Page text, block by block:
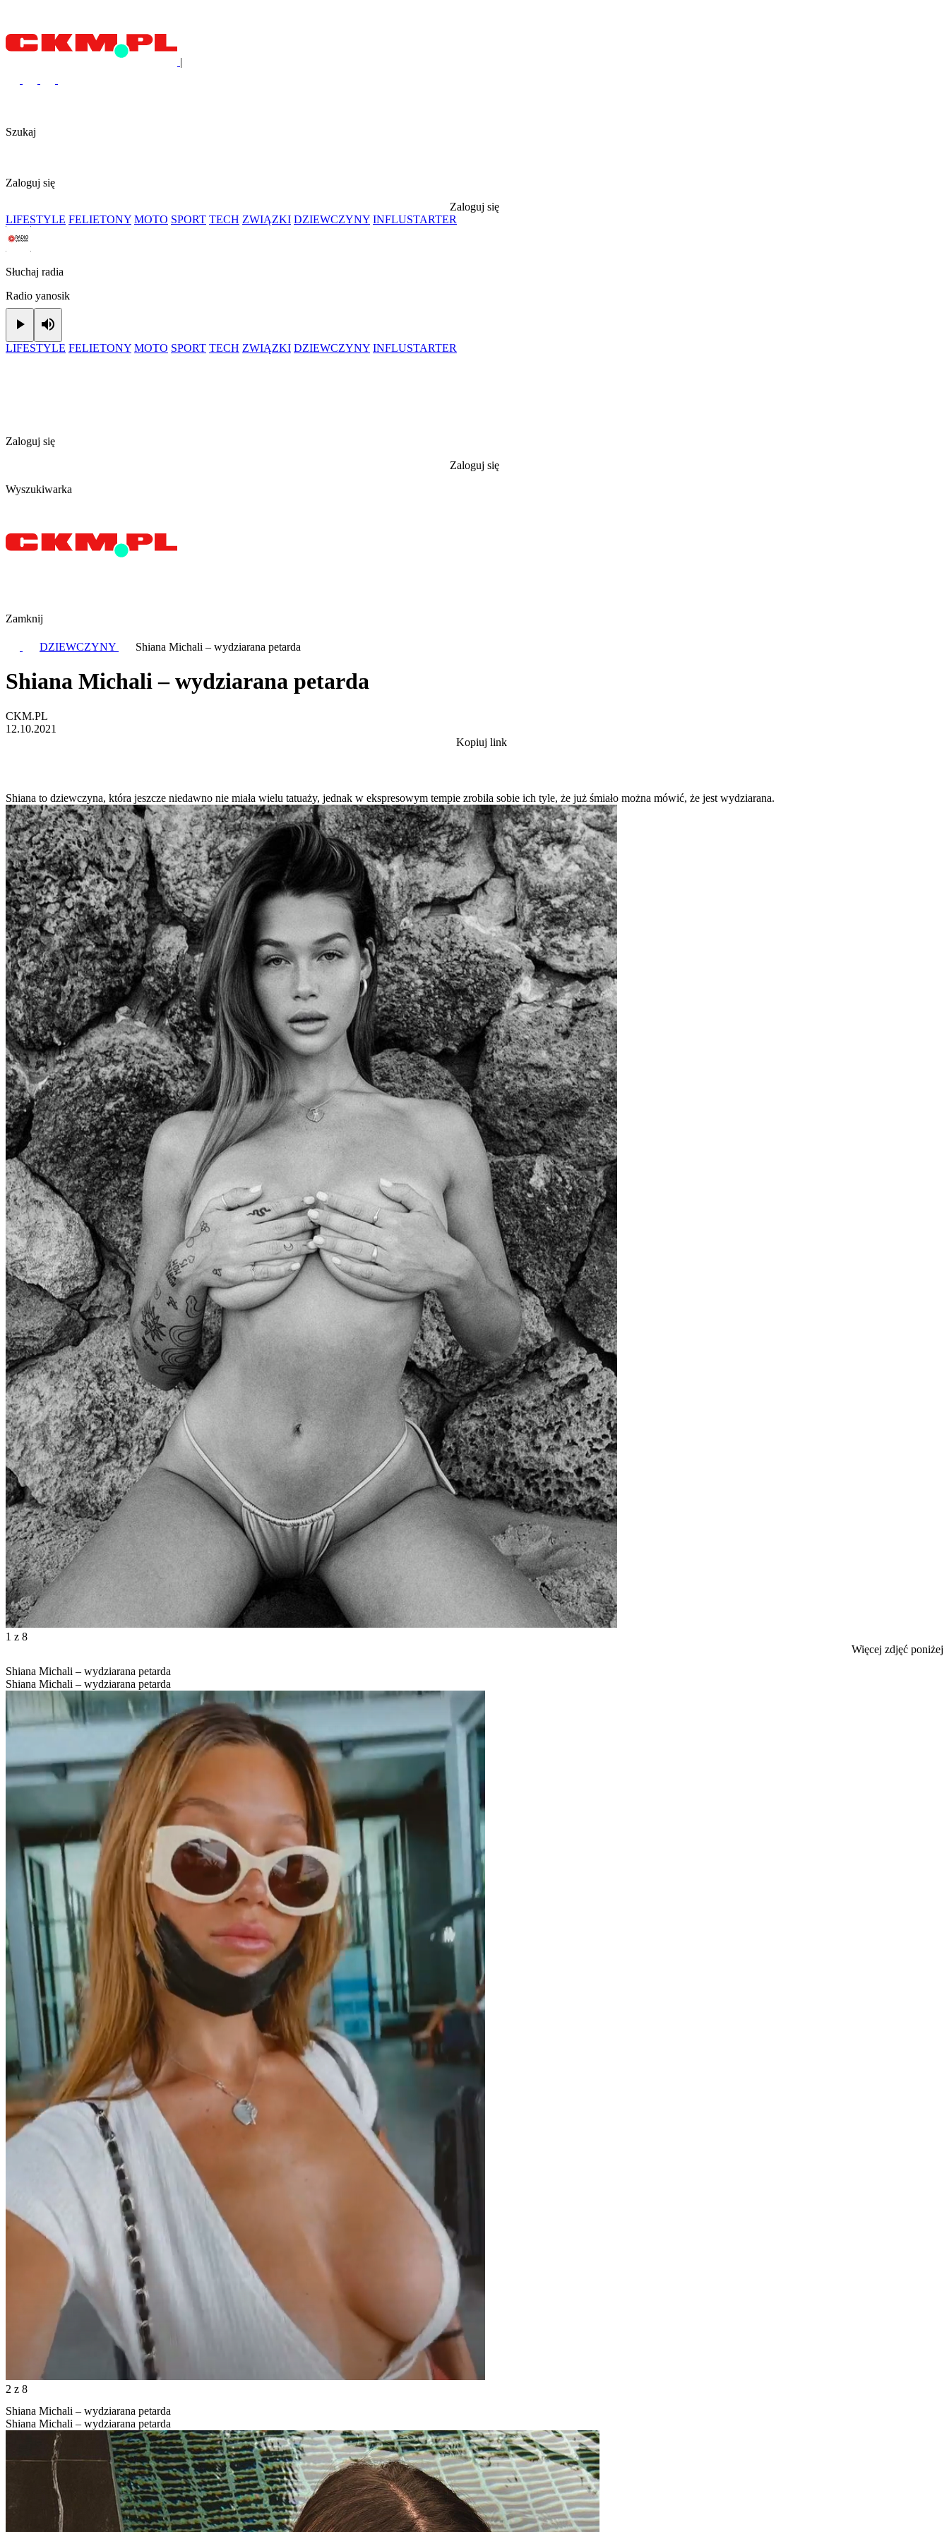
|
Szukaj
Zaloguj się
Zaloguj się
LIFESTYLE FELIETONY MOTO SPORT TECH ZWIĄZKI DZIEWCZYNY INFLUSTARTER
Słuchaj radia
Radio yanosik
Play
LIFESTYLE FELIETONY MOTO SPORT TECH ZWIĄZKI DZIEWCZYNY INFLUSTARTER
Zaloguj się
Zaloguj się
Wyszukiwarka
Zamknij
DZIEWCZYNY Shiana Michali – wydziarana petarda
Shiana Michali – wydziarana petarda
CKM.PL
12.10.2021
Kopiuj link
Shiana to dziewczyna, która jeszcze niedawno nie miała wielu tatuaży, jednak w ekspresowym tempie zrobiła sobie ich tyle, że już śmiało można mówić, że jest wydziarana.
1 z 8
Więcej zdjęć poniżej
Shiana Michali – wydziarana petarda
Shiana Michali – wydziarana petarda
2 z 8
Shiana Michali – wydziarana petarda
Shiana Michali – wydziarana petarda